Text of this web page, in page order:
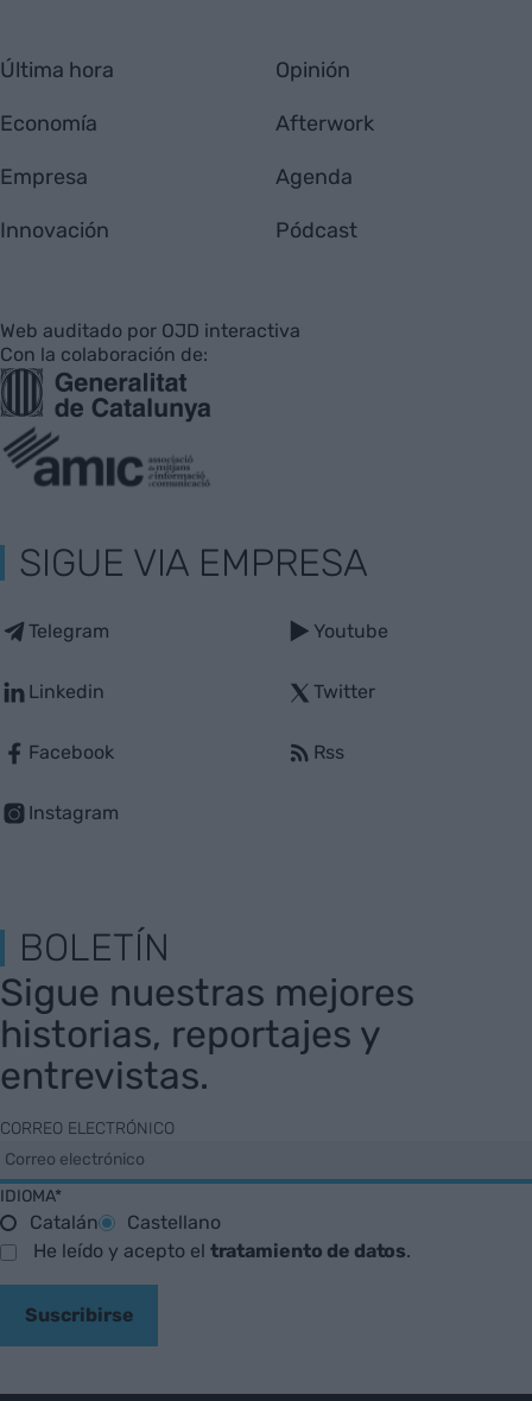
Última hora
Economía
Empresa
Innovación
Opinión
Afterwork
Agenda
Pódcast
Web auditado por OJD interactiva
Con la colaboración de:
SIGUE VIA EMPRESA
Telegram
Linkedin
Facebook
Instagram
Youtube
Twitter
Rss
BOLETÍN
Sigue nuestras mejores
historias, reportajes y
entrevistas.
CORREO ELECTRÓNICO
IDIOMA*
Catalán
Castellano
He leído y acepto el tratamiento de datos.
Suscribirse